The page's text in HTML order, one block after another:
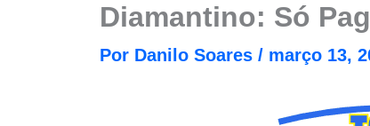
Diamantino: Só
Por Danilo Soares / março 13,